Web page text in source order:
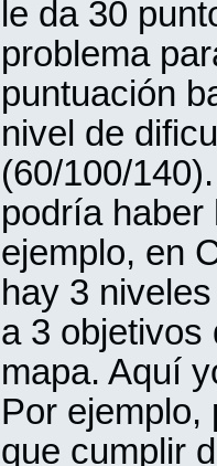
le da 30
problema
puntuación
nivel de
(60/100/
podría haber
ejemplo, en
hay 3
a 3 objetivos
mapa. Aquí
Por ejemplo,
que cumplir